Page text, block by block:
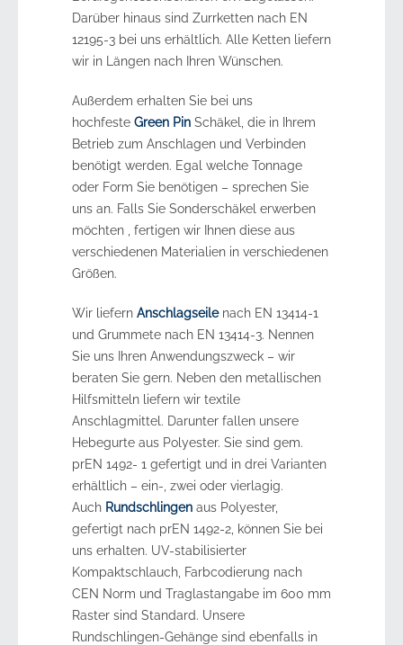
Darüber hinaus sind Zurrketten nach EN
12195-3 bei uns erhältlich. Alle Ketten liefern
wir in Längen nach Ihren Wünschen.
Außerdem erhalten Sie bei uns
hochfeste Green Pin Schäkel, die in Ihrem
Betrieb zum Anschlagen und Verbinden
benötigt werden. Egal welche Tonnage
oder Form Sie benötigen – sprechen Sie
uns an. Falls Sie Sonderschäkel erwerben
möchten , fertigen wir Ihnen diese aus
verschiedenen Materialien in verschiedenen
Größen.
Wir liefern Anschlagseile nach EN 13414-1
und Grummete nach EN 13414-3. Nennen
Sie uns Ihren Anwendungszweck – wir
beraten Sie gern. Neben den metallischen
Hilfsmitteln liefern wir textile
Anschlagmittel. Darunter fallen unsere
Hebegurte aus Polyester. Sie sind gem.
prEN 1492- 1 gefertigt und in drei Varianten
erhältlich – ein-, zwei oder vierlagig.
Auch Rundschlingen aus Polyester,
gefertigt nach prEN 1492-2, können Sie bei
uns erhalten. UV-stabilisierter
Kompaktschlauch, Farbcodierung nach
CEN Norm und Traglastangabe im 600 mm
Raster sind Standard. Unsere
Rundschlingen-Gehänge sind ebenfalls in